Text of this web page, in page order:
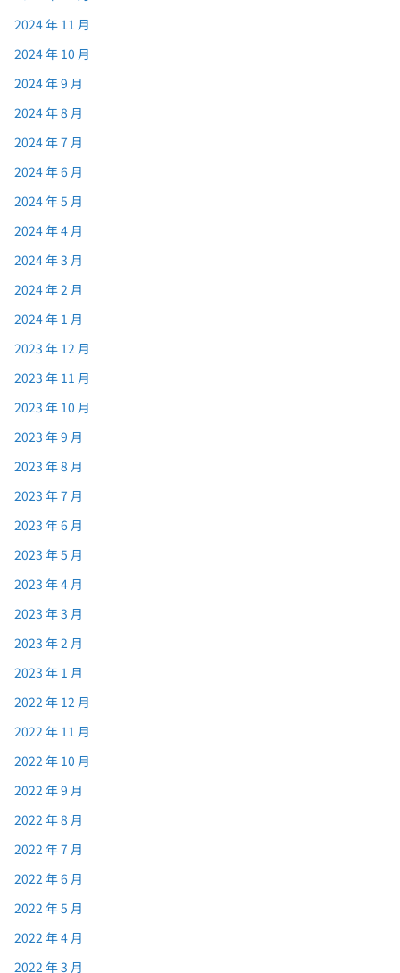
2024 年 11 月
2024 年 10 月
2024 年 9 月
2024 年 8 月
2024 年 7 月
2024 年 6 月
2024 年 5 月
2024 年 4 月
2024 年 3 月
2024 年 2 月
2024 年 1 月
2023 年 12 月
2023 年 11 月
2023 年 10 月
2023 年 9 月
2023 年 8 月
2023 年 7 月
2023 年 6 月
2023 年 5 月
2023 年 4 月
2023 年 3 月
2023 年 2 月
2023 年 1 月
2022 年 12 月
2022 年 11 月
2022 年 10 月
2022 年 9 月
2022 年 8 月
2022 年 7 月
2022 年 6 月
2022 年 5 月
2022 年 4 月
2022 年 3 月